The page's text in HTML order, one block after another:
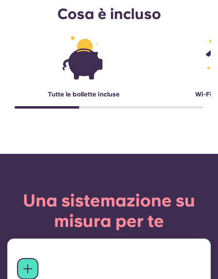
Cosa è incluso
Tutte le bollette incluse Wi-Fi
Una sistemazione su
misura per te